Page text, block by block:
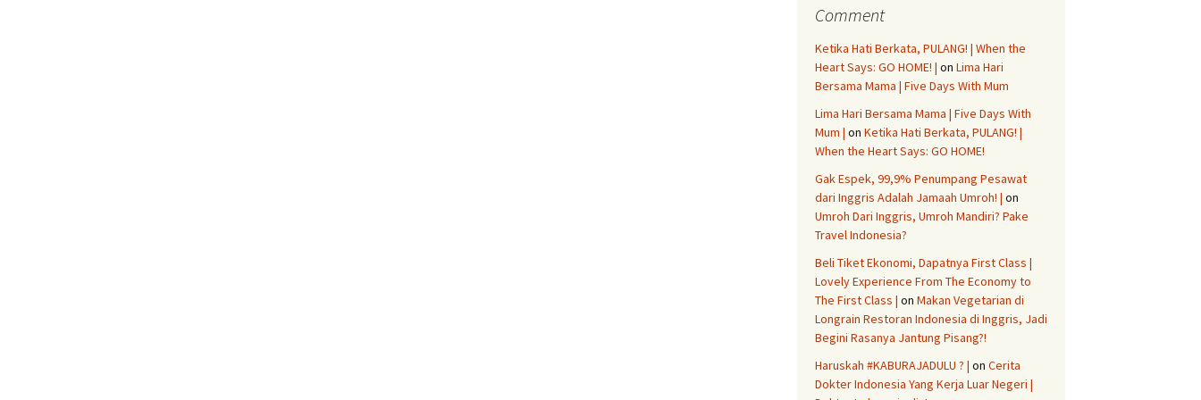
Comment
Ketika Hati Berkata, PULANG! | When the
Heart Says: GO HOME! | on Lima Hari
Bersama Mama | Five Days With Mum
Lima Hari Bersama Mama | Five Days With
Mum | on Ketika Hati Berkata, PULANG! |
When the Heart Says: GO HOME!
Gak Espek, 99,9% Penumpang Pesawat
dari Inggris Adalah Jamaah Umroh! | on
Umroh Dari Inggris, Umroh Mandiri? Pake
Travel Indonesia?
Beli Tiket Ekonomi, Dapatnya First Class |
Lovely Experience From The Economy to
The First Class | on Makan Vegetarian di
Longrain Restoran Indonesia di Inggris, Jadi
Begini Rasanya Jantung Pisang?!
Haruskah #KABURAJADULU ? | on Cerita
Dokter Indonesia Yang Kerja Luar Negeri |